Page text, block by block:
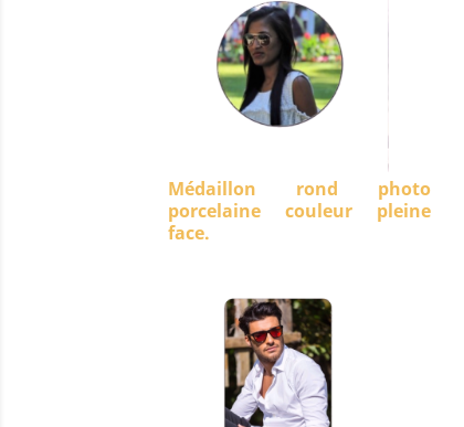
Médaillon rond photo
porcelaine couleur pleine
face.